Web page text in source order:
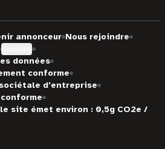
annonceur Nous rejoindre
données
conforme
d'entreprise
site émet environ : 0,5g CO2e /